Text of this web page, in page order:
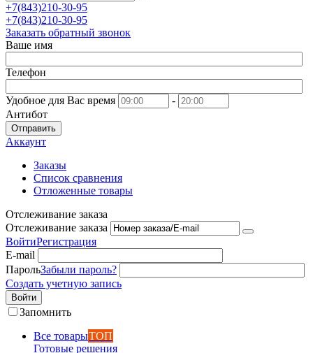
+7(843)210-30-95
+7(843)210-30-95
Заказать обратный звонок
Ваше имя
Телефон
Удобное для Вас время
-
Антибот
Отправить
Аккаунт
Заказы
Список сравнения
Отложенные товары
Отслеживание заказа
Отслеживание заказа
ВойтиРегистрация
E-mail
ПарольЗабыли пароль?
Создать учетную запись
Войти
Запомнить
Все товарыТОП
Готовые решения